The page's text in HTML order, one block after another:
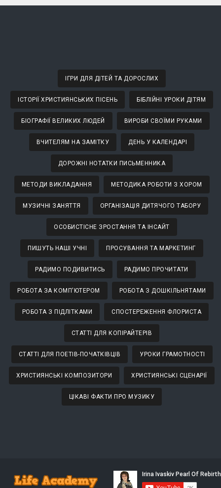
ІГРИ ДЛЯ ДІТЕЙ ТА ДОРОСЛИХ
ІСТОРІЇ ХРИСТИЯНСЬКИХ ПІСЕНЬ БІБЛІЙНІ УРОКИ ДІТЯМ
БІОГРАФІЇ ВЕЛИКИХ ЛЮДЕЙ ВИРОБИ СВОЇМИ РУКАМИ
ВЧИТЕЛЯМ НА ЗАМІТКУ ДЕНЬ У КАЛЕНДАРІ
ДОРОЖНІ НОТАТКИ ПИСЬМЕННИКА
МЕТОДИ ВИКЛАДАННЯ МЕТОДИКА РОБОТИ З ХОРОМ
МУЗИЧНІ ЗАНЯТТЯ ОРГАНІЗАЦІЯ ДИТЯЧОГО ТАБОРУ
ОСОБИСТІСНЕ ЗРОСТАННЯ ТА ІНСАЙТ
ПИШУТЬ НАШІ УЧНІ ПРОСУВАННЯ ТА МАРКЕТИНГ
РАДИМО ПОДИВИТИСЬ РАДИМО ПРОЧИТАТИ
РОБОТА ЗА КОМП'ЮТЕРОМ РОБОТА З ДОШКІЛЬНЯТАМИ
РОБОТА З ПІДЛІТКАМИ СПОСТЕРЕЖЕННЯ ФЛОРИСТА
СТАТТІ ДЛЯ КОПІРАЙТЕРІВ
СТАТТІ ДЛЯ ПОЕТІВ-ПОЧАТКІВЦІВ УРОКИ ГРАМОТНОСТІ
ХРИСТИЯНСЬКІ КОМПОЗИТОРИ ХРИСТИЯНСЬКІ СЦЕНАРІЇ
ЦІКАВІ ФАКТИ ПРО МУЗИКУ